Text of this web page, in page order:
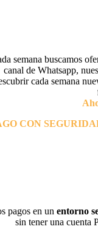
semana buscamos
canal de Whatsapp,
cada semana
CON
pagos en un entorno
sin tener una cuenta